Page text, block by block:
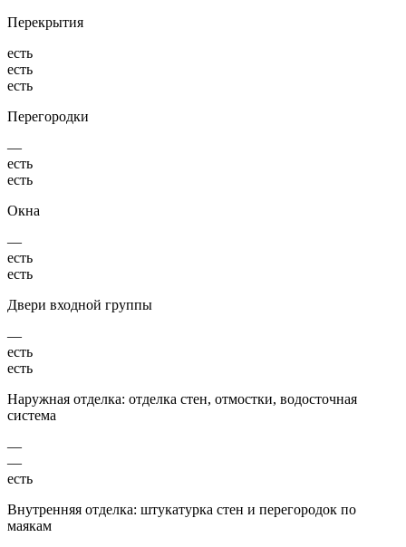
Перекрытия
есть
есть
есть
Перегородки
—
есть
есть
Окна
—
есть
есть
Двери входной группы
—
есть
есть
Наружная отделка: отделка стен, отмостки, водосточная
система
—
—
есть
Внутренняя отделка: штукатурка стен и перегородок по
маякам